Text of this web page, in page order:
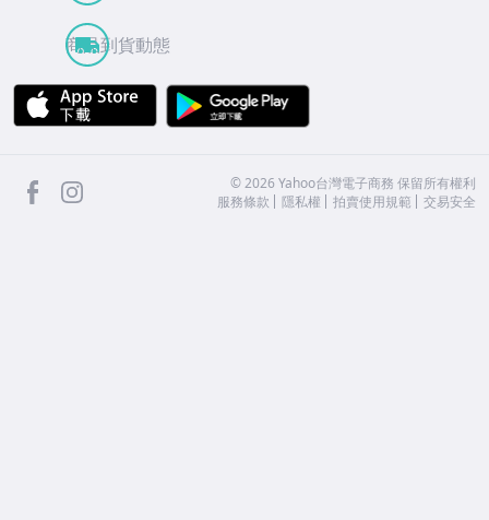
商品到貨動態
APP Store
facebook ©2026 Yahoo台灣電子商務 保留所有權利
服務條款
隱私權 拍賣使用規範 交易安全